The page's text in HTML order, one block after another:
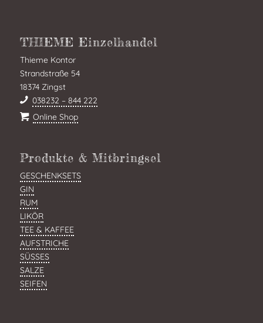
THIEME Einzelhandel
Thieme Kontor
Strandstraße 54
18374 Zingst
038232 – 844 222
Online Shop
Produkte & Mitbringsel
GESCHENKSETS
GIN
RUM
LIKÖR
TEE & KAFFEE
AUFSTRICHE
SÜSSES
SALZE
SEIFEN